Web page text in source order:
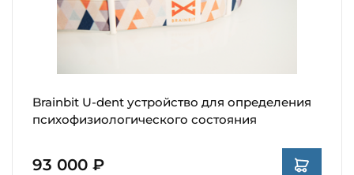
Brainbit U-dent устройство для определения
психофизиологического состояния
93 000 ₽